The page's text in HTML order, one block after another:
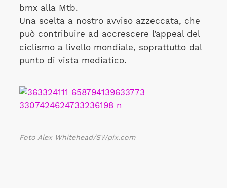
bmx alla Mtb.
Una scelta a nostro avviso azzeccata, che
può contribuire ad accrescere l’appeal del
ciclismo a livello mondiale, soprattutto dal
punto di vista mediatico.
Foto Alex Whitehead/SWpix.com